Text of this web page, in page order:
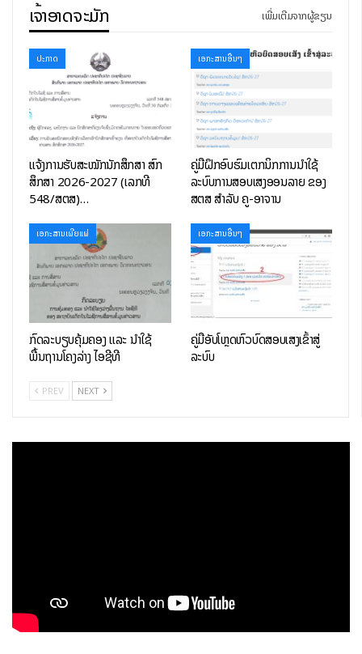
ເຈົ້າອາດຈະມັກ ເພີ່ມເຕີມຈາກຜູ້ຂຽນ
ປະກາດ
ແຈ້ງການຮັບສະໝັກນັກສຶກສາ ສົກ
ສຶກສາ 2026-2027 (ເລກທີ
548/ສຕສ)…
ເອກະສານອື່ນໆ
ຄູ່ມືຝຶກອົບຮົມເຕັກນິກການນຳໃຊ້
ລະບົບການສອບເສັງອອນລາຍ ຂອງ
ສຕສ ສຳລັບ ຄູ-ອາຈານ
ເອກະສານເຜີຍແຜ່
ກົດລະບຽບຄຸ້ມຄອງ ແລະ ນໍາໃຊ້
ພື້ນຖານໂຄງລ່າງ ໄອຊີທີ
ເອກະສານອື່ນໆ
ຄູ່ມືອັບໂຫຼດຫົວບົດສອບເສັງເຂົ້າສູ່
ລະບົບ
PREV NEXT